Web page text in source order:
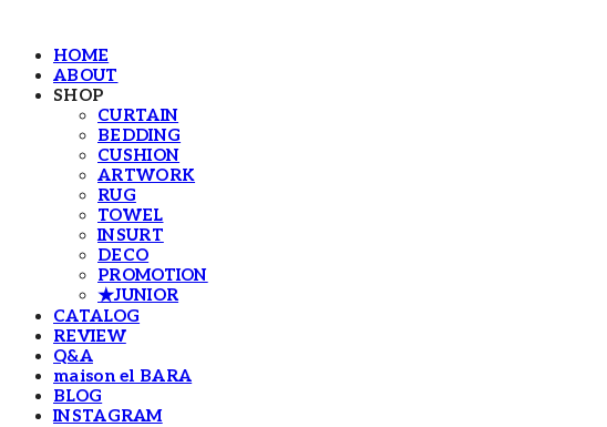
HOME
ABOUT
SHOP
CURTAIN
BEDDING
CUSHION
ARTWORK
RUG
TOWEL
INSURT
DECO
PROMOTION
★JUNIOR
CATALOG
REVIEW
Q&A
maison el BARA
BLOG
INSTAGRAM